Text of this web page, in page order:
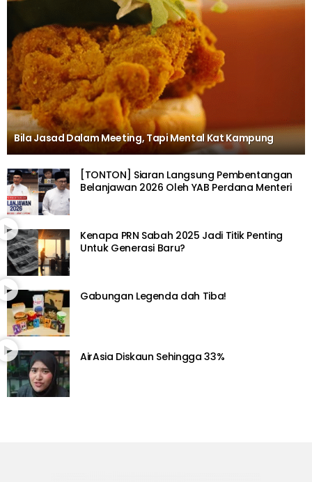
Bila Jasad Dalam Meeting, Tapi Mental Kat Kampung
[TONTON] Siaran Langsung Pembentangan
Belanjawan 2026 Oleh YAB Perdana Menteri
Kenapa PRN Sabah 2025 Jadi Titik Penting
Untuk Generasi Baru?
Gabungan Legenda dah Tiba!
AirAsia Diskaun Sehingga 33%